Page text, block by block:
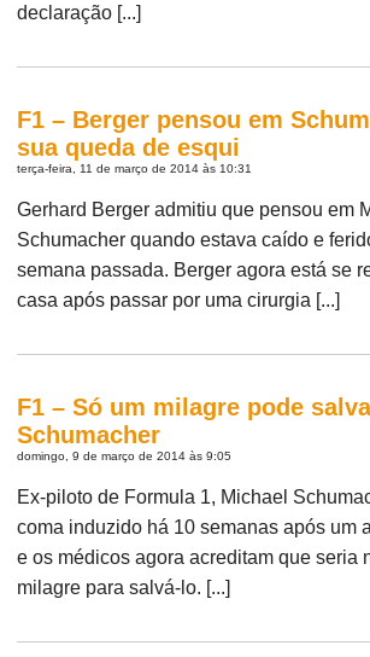
declaração [...]
F1 – Berger pensou em
sua queda de esqui
terça-feira, 11 de março de 2014 às 10:31
Gerhard Berger admitiu que pensou em
Schumacher quando estava caído e
semana passada. Berger agora está se
casa após passar por uma cirurgia [...]
F1 – Só um milagre pode
Schumacher
domingo, 9 de março de 2014 às 9:05
Ex-piloto de Formula 1, Michael
coma induzido há 10 semanas após um
e os médicos agora acreditam que seria
milagre para salvá-lo. [...]